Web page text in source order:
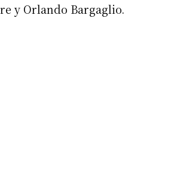
y Orlando Bargaglio.